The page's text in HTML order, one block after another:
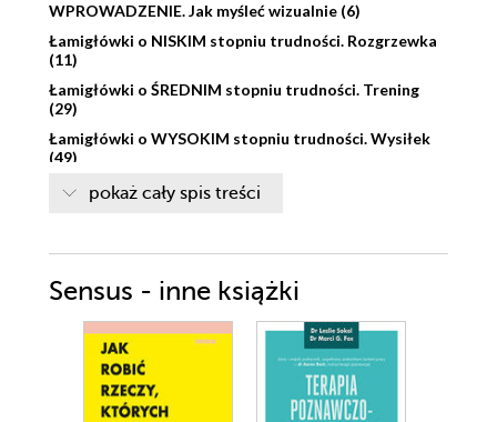
WPROWADZENIE. Jak myśleć wizualnie (6)
Łamigłówki o NISKIM stopniu trudności. Rozgrzewka
(11)
Łamigłówki o ŚREDNIM stopniu trudności. Trening
(29)
Łamigłówki o WYSOKIM stopniu trudności. Wysiłek
(49)
WYZWANIE (67)
Notatki (93)
pokaż cały spis treści
Sensus - inne książki